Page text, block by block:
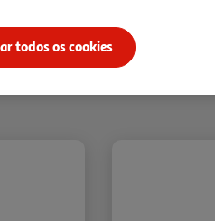
novo?
todos os cookies